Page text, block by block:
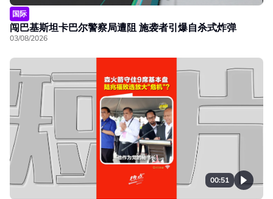
国际
闯巴基斯坦卡巴尔警察局遭阻 施袭者引爆自杀式炸弹
03/08/2026
00:51